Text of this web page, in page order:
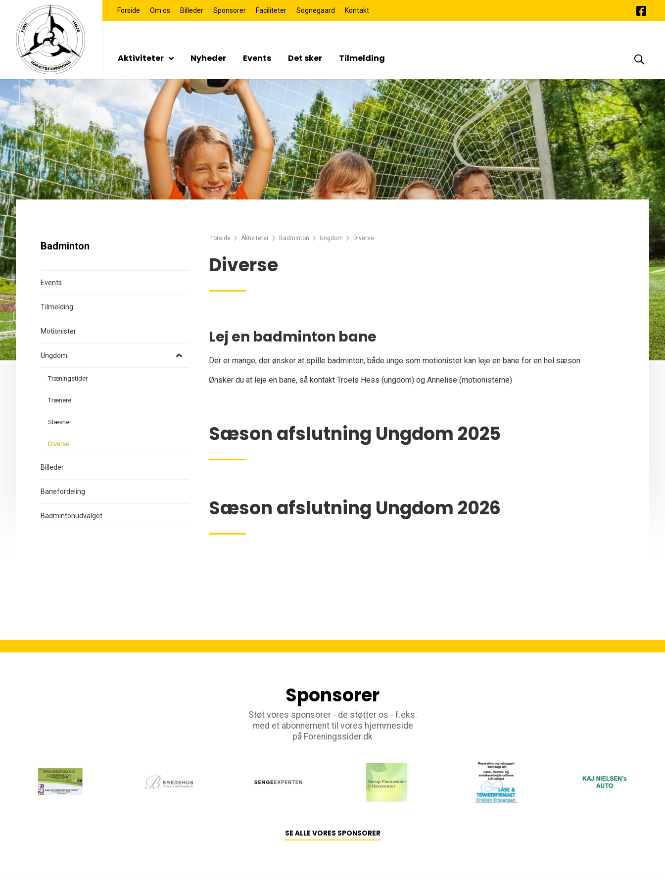
Forside Om os Billeder Sponsorer Faciliteter Sognegaard Kontakt
Aktiviteter Nyheder Events Det sker Tilmelding
Forside Aktiviteter Badminton Ungdom Diverse
Diverse
Lej en badminton bane
Der er mange, der ønsker at spille badminton, både unge som motionister kan leje en bane for en hel sæson.
Ønsker du at leje en bane, så kontakt Troels Hess (ungdom) og Annelise (motionisterne)
Sæson afslutning Ungdom 2025
Sæson afslutning Ungdom 2026
Badminton
Events
Tilmelding
Motionister
Ungdom
Træningstider
Trænere
Stævner
Diverse
Billeder
Banefordeling
Badmintonudvalget
Sponsorer
Støt vores sponsorer - de støtter os - f.eks.
med et abonnement til vores hjemmeside
på Foreningssider.dk
SE ALLE VORES SPONSORER